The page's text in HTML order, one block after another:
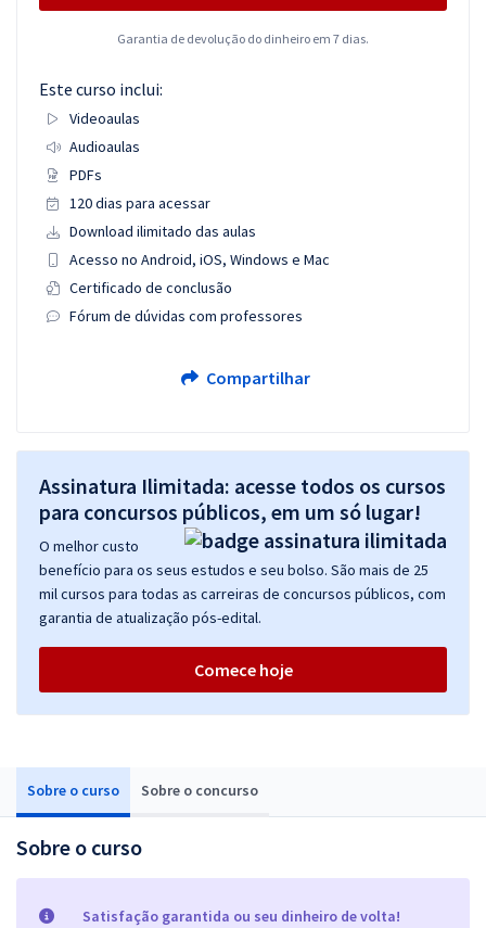
Sobre o curso Sobre o concurso
Sobre o curso
Satisfação garantida ou seu dinheiro de volta!
Garantia de devolução do dinheiro em 7 dias.
Este curso inclui:
Videoaulas
Audioaulas
PDFs
120 dias para acessar
Download ilimitado das aulas
Acesso no Android, iOS, Windows e Mac
Certificado de conclusão
Fórum de dúvidas com professores
Compartilhar
Assinatura Ilimitada: acesse todos os cursos
para concursos públicos, em um só lugar!
O melhor custo
benefício para os seus estudos e seu bolso. São mais de 25
mil cursos para todas as carreiras de concursos públicos, com
garantia de atualização pós-edital.
Comece hoje